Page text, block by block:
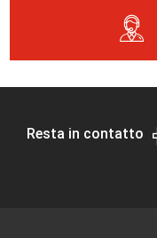
Resta in contatto